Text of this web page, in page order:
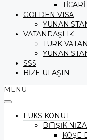
GOLDEN VISA
VATANDAŞLIK
TÜRK
SSS
BİZE ULAŞIN
MENÜ
LÜKS KONUT
BİTİŞİK
KÖŞE